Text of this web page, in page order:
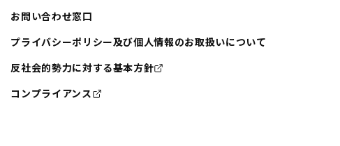
お問い合わせ窓口
プライバシーポリシー及び個人情報のお取扱いについて
反社会的勢力に対する基本方針
コンプライアンス